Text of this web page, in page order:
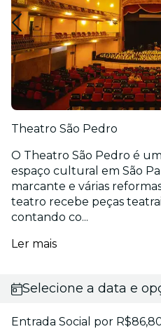
Theatro São Pedro
O Theatro São Pedro é
espaço cultural em São
marcante e várias
teatro recebe peças
contando co...
Ler mais
Selecione a data e
Entrada Social por